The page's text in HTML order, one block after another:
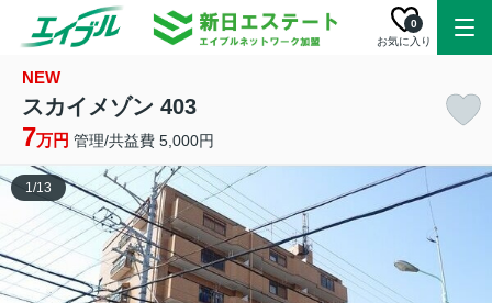
お気に入り
0
NEW
スカイメゾン 403
7万円 管理/共益費 5,000円
1/13